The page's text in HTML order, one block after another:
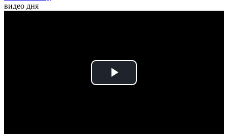
видео дня
Play